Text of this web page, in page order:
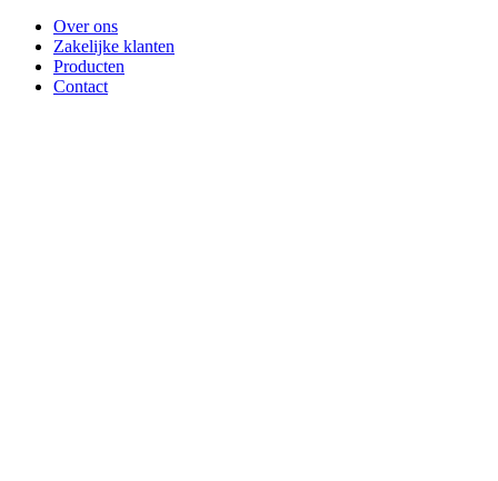
Over ons
Zakelijke klanten
Producten
Contact